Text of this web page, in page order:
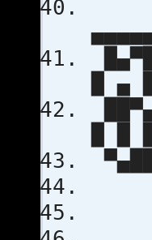
█ ▄
█ █